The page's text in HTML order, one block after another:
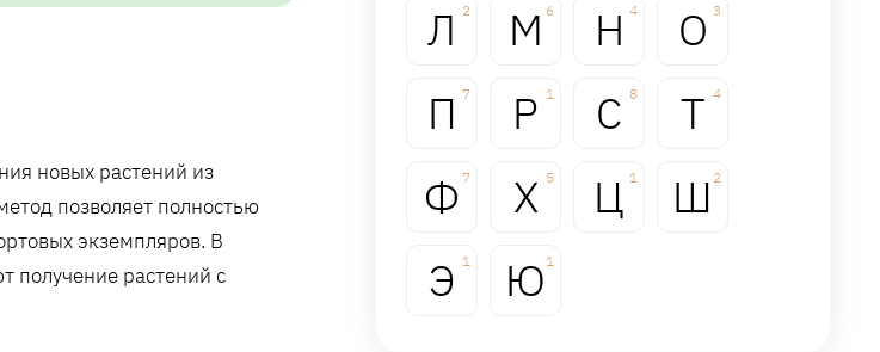
новых растений из
позволяет полностью
экземпляров. В
получение растений с
Л 2 М 6 Н 4 О 3
П 7 Р 1 С 8 Т 4
Ф 7 Х 5 Ц 1 Ш 2
Э 1 Ю 1